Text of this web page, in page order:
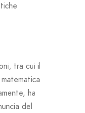
tra cui il
ha
del